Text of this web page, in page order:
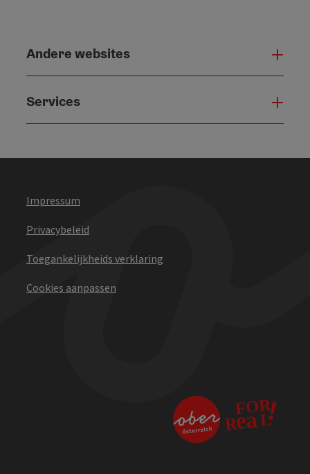
Andere websites
Services
Impressum
Privacybeleid
Toegankelijkheids verklaring
Cookies aanpassen